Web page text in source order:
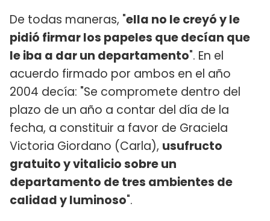
De todas maneras, "ella no le creyó y le
pidió firmar los papeles que decían que
le iba a dar un departamento". En el
acuerdo firmado por ambos en el año
2004 decía: "Se compromete dentro del
plazo de un año a contar del día de la
fecha, a constituir a favor de Graciela
Victoria Giordano (Carla), usufructo
gratuito y vitalicio sobre un
departamento de tres ambientes de
calidad y luminoso".